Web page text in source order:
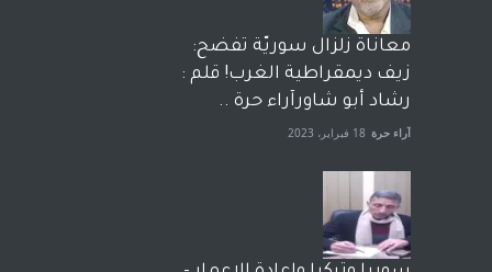
معاناة زلزال سوريّة تفضح:
زيف ديمقراطية الغرب! قلم :
رشاد أبو شاورآراء حرة ..
آراء حرة 18 فبراير، 2023